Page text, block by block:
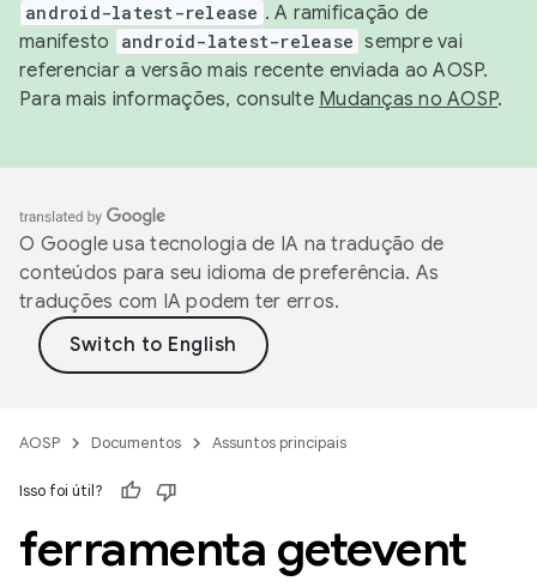
android-latest-release . A ramificação de
manifesto
android-latest-release sempre vai
referenciar a versão mais recente enviada ao AOSP.
Para mais informações, consulte Mudanças no AOSP.
O Google usa tecnologia de IA na tradução de
conteúdos para seu idioma de preferência. As
traduções com IA podem ter erros.
AOSP Documentos Assuntos principais
Isso foi útil?
ferramenta getevent